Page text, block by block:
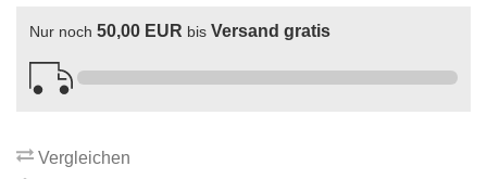
Nur noch 50,00 EUR bis Versand gratis
Vergleichen